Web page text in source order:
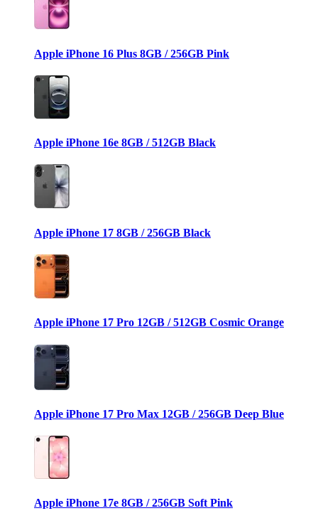
Apple iPhone 16 Plus 8GB / 256GB Pink
Apple iPhone 16e 8GB / 512GB Black
Apple iPhone 17 8GB / 256GB Black
Apple iPhone 17 Pro 12GB / 512GB Cosmic Orange
Apple iPhone 17 Pro Max 12GB / 256GB Deep Blue
Apple iPhone 17e 8GB / 256GB Soft Pink